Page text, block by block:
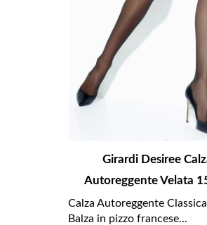
Girardi Desiree
Autoreggente Velata
Calza Autoreggente
Balza in pizzo francese...